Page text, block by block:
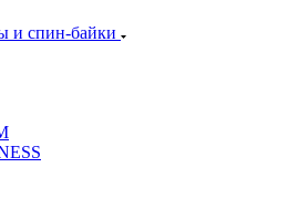
и спин-байки